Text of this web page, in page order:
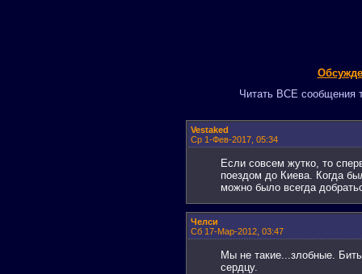
Читать ВСЕ сообщения
Vestaked
Ср 1-Фев-2017, 05:34
Если совсем жутко, то
поездом до Киева. Когда
можно было всегда
Челси
Сб 17-Мар-2012, 03:47
Мы не такие...злобные.
сердцу.